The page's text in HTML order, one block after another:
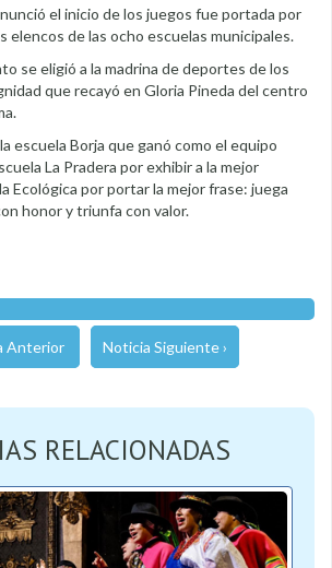
el inicio de los juegos fue portada por
elencos de las ocho escuelas municipales.
se eligió a la madrina de deportes de los
que recayó en Gloria Pineda del centro
escuela Borja que ganó como el equipo
La Pradera por exhibir a la mejor
Ecológica por portar la mejor frase: juega
honor y triunfa con valor.
Anterior Noticia Siguiente ›
RELACIONADAS